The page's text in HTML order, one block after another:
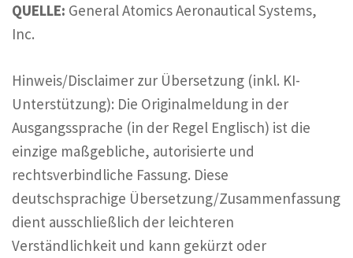
QUELLE: General Atomics Aeronautical Systems,
Inc.
Hinweis/Disclaimer zur Übersetzung (inkl. KI-
Unterstützung): Die Originalmeldung in der
Ausgangssprache (in der Regel Englisch) ist die
einzige maßgebliche, autorisierte und
rechtsverbindliche Fassung. Diese
deutschsprachige Übersetzung/Zusammenfassung
dient ausschließlich der leichteren
Verständlichkeit und kann gekürzt oder